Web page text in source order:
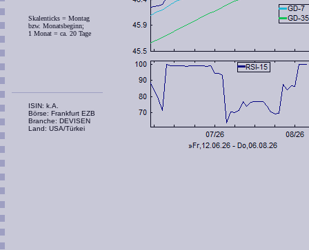
Skalenticks = Montag
bzw. Monatsbeginn;
1 Monat = ca. 20 Tage
ISIN: k.A.
Börse: Frankfurt EZB
Branche: DEVISEN
Land: USA/Türkei